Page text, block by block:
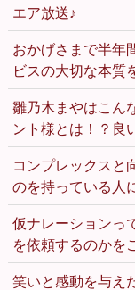
エア放送♪
おかげさまで半年
ビスの大切な本質
雛乃木まやはこん
ント様とは！？良
コンプレックスと
のを持っている人
仮ナレーションっ
を依頼するのかを
笑いと感動を与え